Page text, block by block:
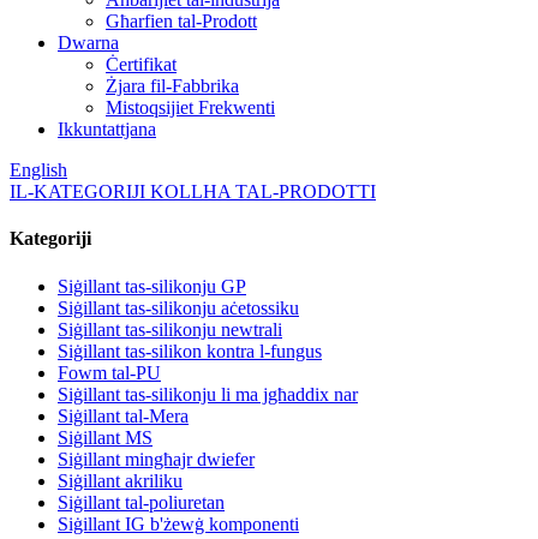
Għarfien tal-Prodott
Dwarna
Ċertifikat
Żjara fil-Fabbrika
Mistoqsijiet Frekwenti
Ikkuntattjana
English
IL-KATEGORIJI KOLLHA TAL-PRODOTTI
Kategoriji
Siġillant tas-silikonju GP
Siġillant tas-silikonju aċetossiku
Siġillant tas-silikonju newtrali
Siġillant tas-silikon kontra l-fungus
Fowm tal-PU
Siġillant tas-silikonju li ma jgħaddix nar
Siġillant tal-Mera
Siġillant MS
Siġillant mingħajr dwiefer
Siġillant akriliku
Siġillant tal-poliuretan
Siġillant IG b'żewġ komponenti